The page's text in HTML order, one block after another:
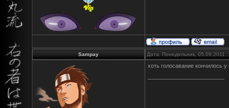
Sampay Дата: Понедельник,
хоть голосавание кончилось